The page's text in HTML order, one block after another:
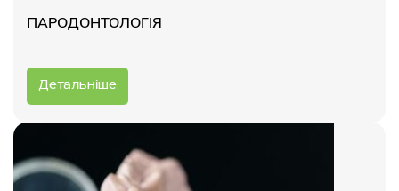
ПАРОДОНТОЛОГІЯ
Детальніше